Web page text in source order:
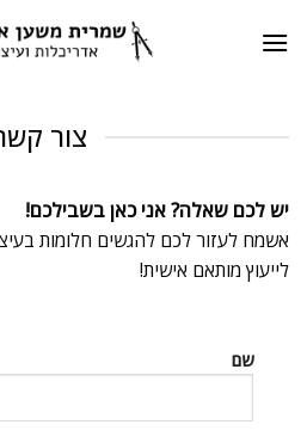
צור
יש לכם שאלה? אני כאן בשבילכם!
אשמח לעזור לכם להגשים חלומות
לייעוץ מותאם אישית!
שם